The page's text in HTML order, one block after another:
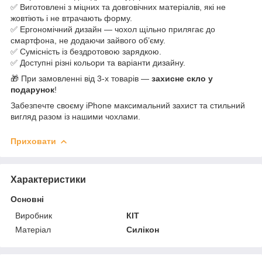
✅ Виготовлені з міцних та довговічних матеріалів, які не
жовтіють і не втрачають форму.
✅ Ергономічний дизайн — чохол щільно прилягає до
смартфона, не додаючи зайвого об’єму.
✅ Сумісність із бездротовою зарядкою.
✅ Доступні різні кольори та варіанти дизайну.
🎁 При замовленні від 3-х товарів — захисне скло у
подарунок!
Забезпечте своєму iPhone максимальний захист та стильний
вигляд разом із нашими чохлами.
Приховати
Характеристики
Основні
Виробник
КІТ
Матеріал
Силікон